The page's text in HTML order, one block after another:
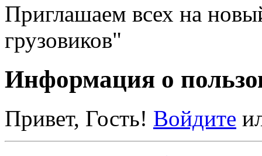
Приглашаем всех на
грузовиков"
Информация о
Привет, Гость! Войдите